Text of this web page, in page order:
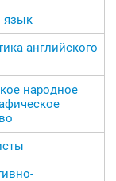
язык
английского
народное